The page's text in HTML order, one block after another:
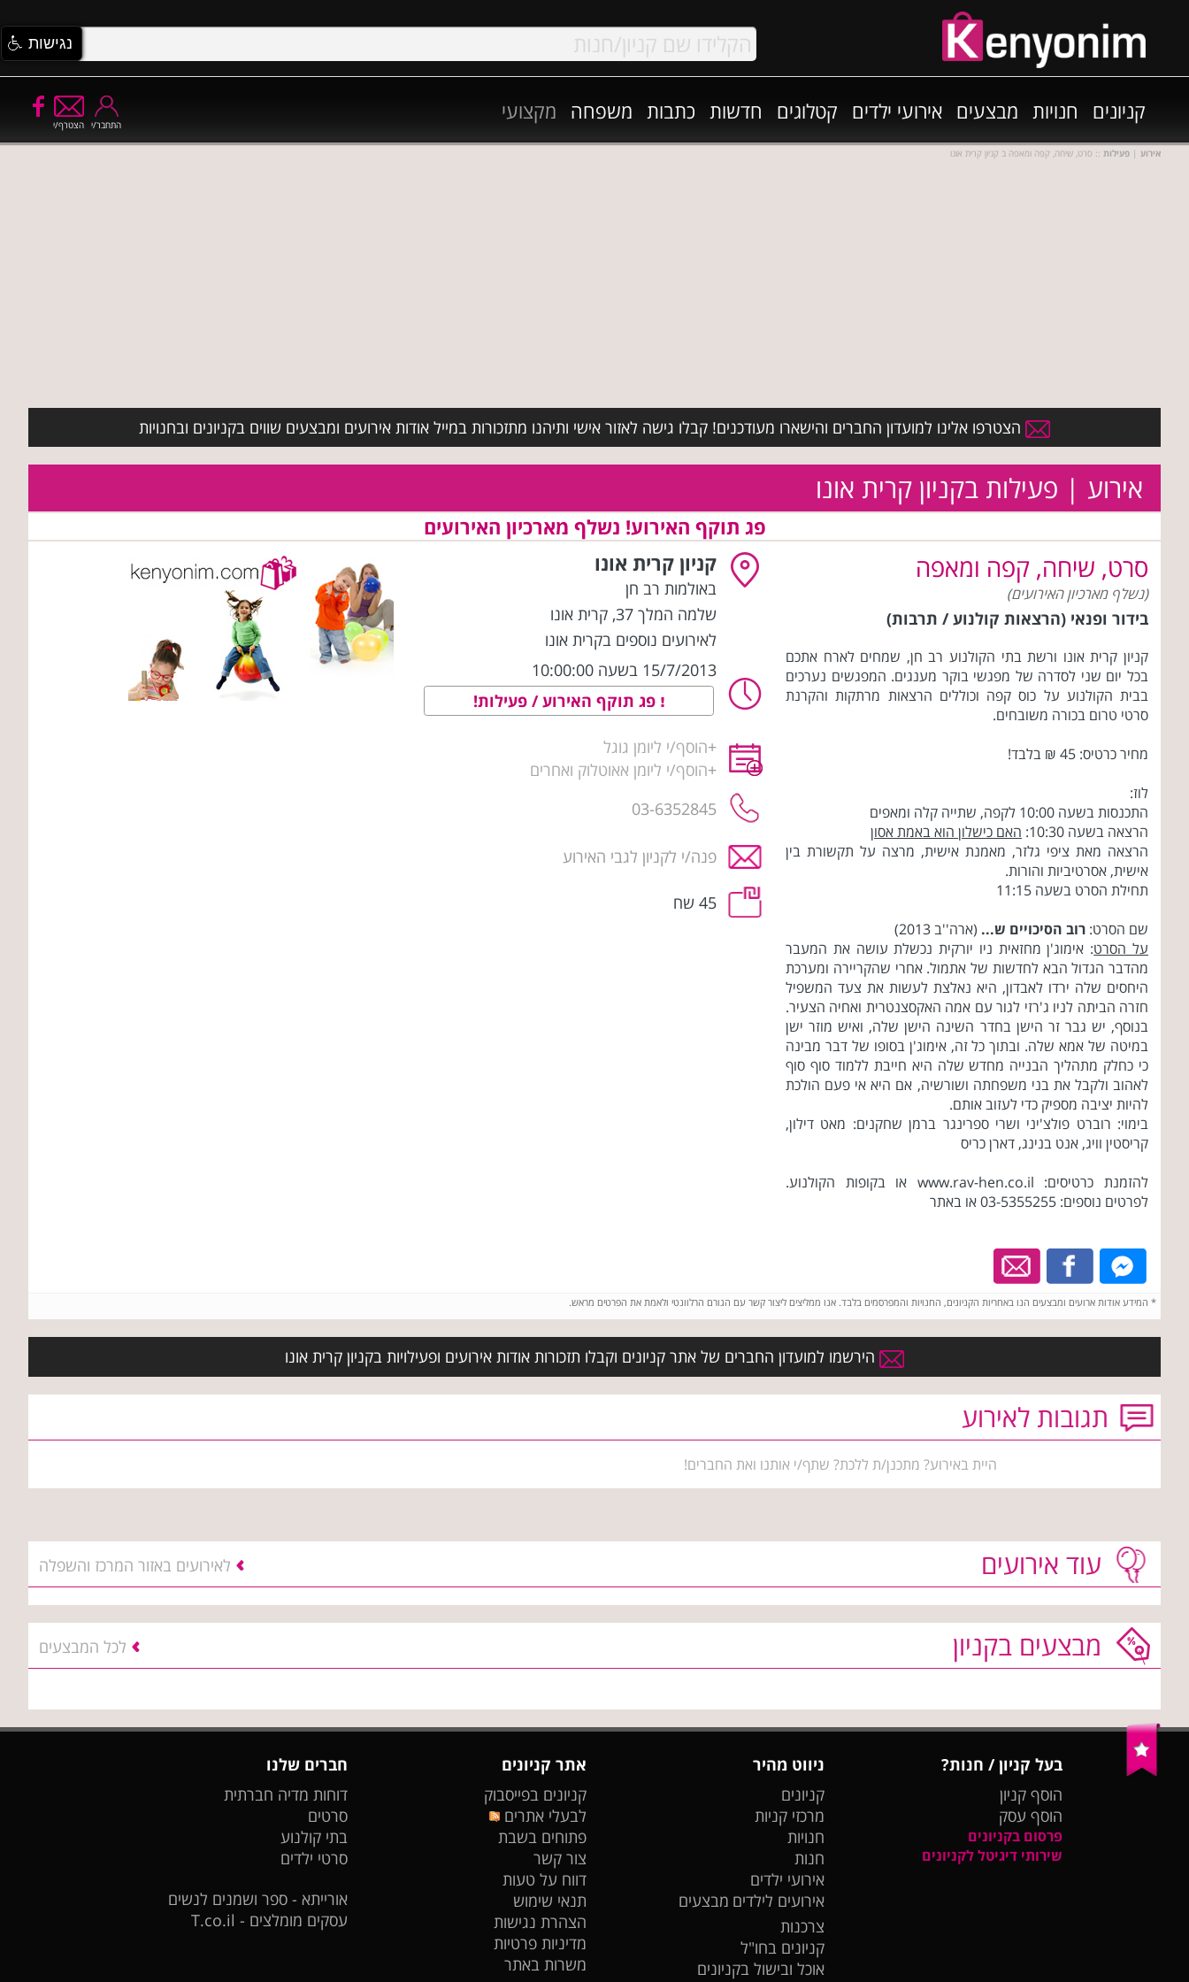
קניונים חנויות מבצעים אירועי ילדים קטלוגים חדשות כתבות משפחה מקצועי
הצטרף/י התחבר/י
אירוע | פעילות :: סרט, שיחה, קפה ומאפה ב קניון קרית אונו
הצטרפו אלינו למועדון החברים והישארו מעודכנים! קבלו גישה לאזור אישי ותיהנו מתזכורות במייל אודות אירועים ומבצעים שווים בקניונים ובחנויות
אירוע | פעילות בקניון קרית אונו
פג תוקף האירוע! נשלף מארכיון האירועים
סרט, שיחה, קפה ומאפה
(נשלף מארכיון האירועים)
בידור ופנאי (הרצאות קולנוע / תרבות)
קניון קרית אונו ורשת בתי הקולנוע רב חן, שמחים לארח אתכם
בכל יום שני לסדרה של מפגשי בוקר מענגים. המפגשים נערכים
בבית הקולנוע על כוס קפה וכוללים הרצאות מרתקות והקרנת
סרטי טרום בכורה משובחים.
מחיר כרטיס: 45 ₪ בלבד!
לוז:
התכנסות בשעה 10:00 לקפה, שתייה קלה ומאפים
הרצאה בשעה 10:30:
האם כישלון הוא באמת אסון
הרצאה מאת ציפי גלזר, מאמנת אישית, מרצה על תקשורת בין
אישית, אסרטיביות והורות.
תחילת הסרט בשעה 11:15
שם הסרט: רוב הסיכויים ש... (ארה''ב 2013)
על הסרט: אימוג'ן מחזאית ניו יורקית נכשלת עושה את המעבר
מהדבר הגדול הבא לחדשות של אתמול. אחרי שהקריירה ומערכת
היחסים שלה ירדו לאבדון, היא נאלצת לעשות את צעד המשפיל
חזרה הביתה לניו ג'רזי לגור עם אמה האקסצנטרית ואחיה הצעיר.
בנוסף, יש גבר זר הישן בחדר השינה הישן שלה, ואיש מוזר ישן
במיטה של אמא שלה. ובתוך כל זה, אימוג'ן בסופו של דבר מבינה
כי כחלק מתהליך הבנייה מחדש שלה היא חייבת ללמוד סוף סוף
לאהוב ולקבל את בני משפחתה ושורשיה, אם היא אי פעם הולכת
להיות יציבה מספיק כדי לעזוב אותם.
בימוי: רוברט פולצ'יני ושרי ספרינגר ברמן שחקנים: מאט דילון,
קריסטין וויג, אנט בנינג, דארן כריס
להזמנת כרטיסים: www.rav-hen.co.il או בקופות הקולנוע.
לפרטים נוספים: 03-5355255 או באתר
קניון קרית אונו
באולמות רב חן
שלמה המלך 37
, קרית אונו
לאירועים נוספים בקרית אונו
15/7/2013 בשעה 10:00:00
פג תוקף האירוע / פעילות!
+הוסף/י ליומן גוגל
+הוסף/י ליומן אאוטלוק ואחרים
03-6352845
פנה/י לקניון לגבי האירוע
45 שח
* המידע אודות ארועים ומבצעים הנו באחריות הקניונים, החנויות והמפרסמים בלבד. אנו ממליצים ליצור קשר עם הגורם הרלוונטי ולאמת את הפרטים מראש.
הירשמו למועדון החברים של אתר קניונים וקבלו תזכורות אודות אירועים ופעילויות בקניון קרית אונו
תגובות לאירוע
היית באירוע? מתכנן/ת ללכת? שתף/י אותנו ואת החברים!
עוד אירועים לאירועים באזור המרכז והשפלה
מבצעים בקניון לכל המבצעים
בעל קניון / חנות?
הוסף קניון
הוסף עסק
פרסום בקניונים
שירותי דיגיטל לקניונים
ניווט מהיר
קניונים
מרכזי קניות
חנויות
חנות
אירועי ילדים
אירועים לילדים מבצעים
צרכנות
קניונים בחו"ל
אוכל ובישול בקניונים
אתר קניונים
קניונים בפייסבוק
לבעלי אתרים
פתוחים בשבת
צור קשר
דווח על טעות
תנאי שימוש
הצהרת נגישות
מדיניות פרטיות
משרות באתר
חברים שלנו
דוחות מדיה חברתית
סרטים
בתי קולנוע
סרטי ילדים
אורייתא - ספר ושמנים לנשים
עסקים מומלצים - T.co.il
נגישות